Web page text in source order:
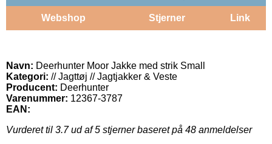
Webshop Stjerner Link
Navn: Deerhunter Moor Jakke med strik Small
Kategori: // Jagttøj // Jagtjakker & Veste
Producent: Deerhunter
Varenummer: 12367-3787
EAN:
Vurderet til 3.7ud af 5 stjerner baseret på 48 anmeldelser